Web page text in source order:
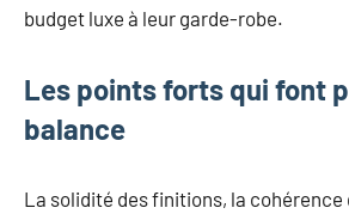
budget luxe à leur garde-robe.
Les points forts qui font
balance
La solidité des finitions, la cohérence